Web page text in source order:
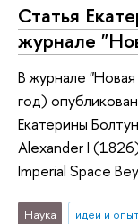
Статья
журнале
В журнале
год)
Екатерины
Alexander I
Imperial Space
Наука идеи и